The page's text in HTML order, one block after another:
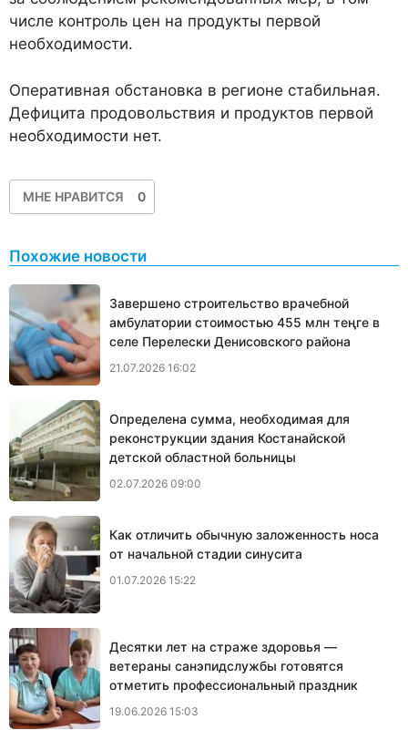
числе контроль цен на продукты первой
необходимости.
Оперативная обстановка в регионе стабильная.
Дефицита продовольствия и продуктов первой
необходимости нет.
МНЕ НРАВИТСЯ 0
Похожие новости
Завершено строительство врачебной
амбулатории стоимостью 455 млн теңге в
селе Перелески Денисовского района
21.07.2026 16:02
Определена сумма, необходимая для
реконструкции здания Костанайской
детской областной больницы
02.07.2026 09:00
Как отличить обычную заложенность носа
от начальной стадии синусита
01.07.2026 15:22
Десятки лет на страже здоровья —
ветераны санэпидслужбы готовятся
отметить профессиональный праздник
19.06.2026 15:03